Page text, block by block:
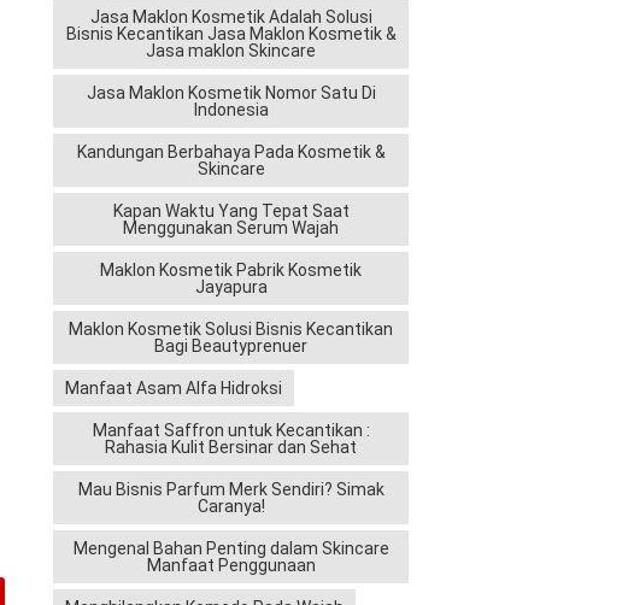
Jasa Maklon Kosmetik Adalah Solusi
Bisnis Kecantikan Jasa Maklon Kosmetik &
Jasa maklon Skincare
Jasa Maklon Kosmetik Nomor Satu Di
Indonesia
Kandungan Berbahaya Pada Kosmetik &
Skincare
Kapan Waktu Yang Tepat Saat
Menggunakan Serum Wajah
Maklon Kosmetik Pabrik Kosmetik
Jayapura
Maklon Kosmetik Solusi Bisnis Kecantikan
Bagi Beautyprenuer
Manfaat Asam Alfa Hidroksi
Manfaat Saffron untuk Kecantikan :
Rahasia Kulit Bersinar dan Sehat
Mau Bisnis Parfum Merk Sendiri? Simak
Caranya!
Mengenal Bahan Penting dalam Skincare
Manfaat Penggunaan